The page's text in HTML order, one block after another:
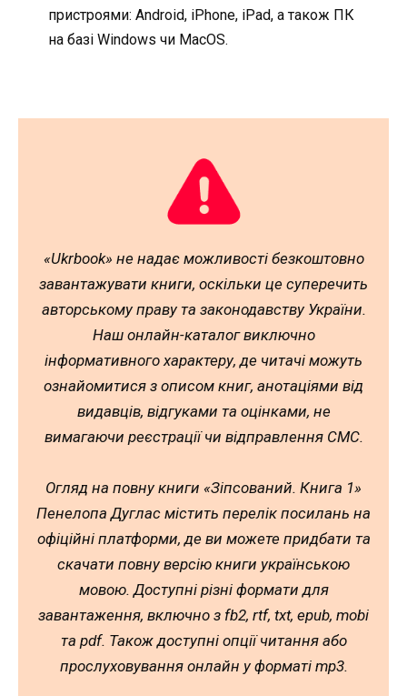
пристроями: Android, iPhone, iPad, а також ПК
на базі Windows чи MacOS.
«Ukrbook» не надає можливості безкоштовно
завантажувати книги, оскільки це суперечить
авторському праву та законодавству України.
Наш онлайн-каталог виключно
інформативного характеру, де читачі можуть
ознайомитися з описом книг, анотаціями від
видавців, відгуками та оцінками, не
вимагаючи реєстрації чи відправлення СМС.
Огляд на повну книги «Зіпсований. Книга 1»
Пенелопа Дуглас містить перелік посилань на
офіційні платформи, де ви можете придбати та
скачати повну версію книги українською
мовою. Доступні різні формати для
завантаження, включно з fb2, rtf, txt, epub, mobi
та pdf. Також доступні опції читання або
прослуховування онлайн у форматі mp3.